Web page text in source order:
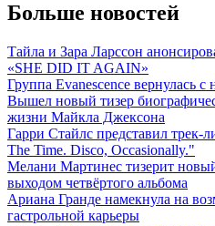
Больше новостей
Тайла и Зара Ларссон
«SHE DID IT AGAIN»
Группа Evanescence вернулась
Вышел новый тизер
жизни Майкла Джексона
Гарри Стайлс представил трек-
The Time. Disco, Occasionally."
Мелани Мартинес тизерит
выходом четвёртого альбома
Ариана Гранде намекнула на
гастрольной карьеры